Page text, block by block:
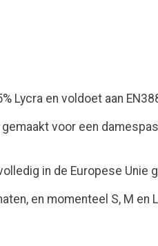
Lycra en voldoet aan
voor een
in de Europese Unie
en momenteel S, M en